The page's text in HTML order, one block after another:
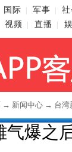
国际 军事 社
视频 直播
→ 新闻中心 → 台湾
气爆之